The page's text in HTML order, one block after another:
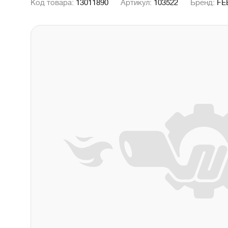
Код товара: 13011890 Артикул: 103522 Бренд: